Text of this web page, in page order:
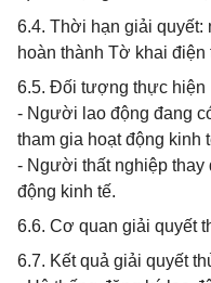
6.4. Thời hạn giải
hoàn thành Tờ khai điện
6.5. Đối tượng thực hiện
- Người lao động đang
tham gia hoạt động kinh
- Người thất nghiệp thay
động kinh tế.
6.6. Cơ quan giải quyết
6.7. Kết quả giải quyết